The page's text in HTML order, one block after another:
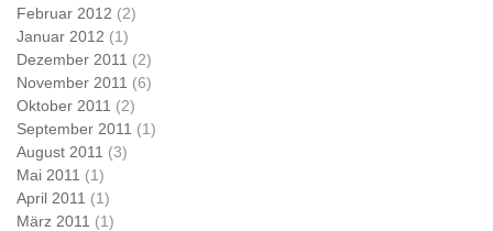
Februar 2012 (2)
Januar 2012 (1)
Dezember 2011 (2)
November 2011 (6)
Oktober 2011 (2)
September 2011 (1)
August 2011 (3)
Mai 2011 (1)
April 2011 (1)
März 2011 (1)